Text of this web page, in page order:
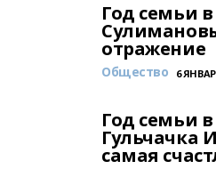
Год семьи в
отражение
Общество 6
Год семьи
Гульчачка
самая